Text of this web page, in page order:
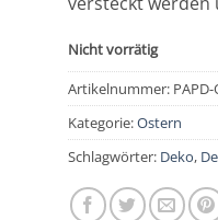
Nicht vorrätig
Artikelnummer:
Kategorie:Ostern
Schlagwörter: Deko,